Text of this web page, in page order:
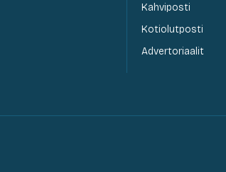
Kahviposti
Kotiolutposti
Advertoriaalit